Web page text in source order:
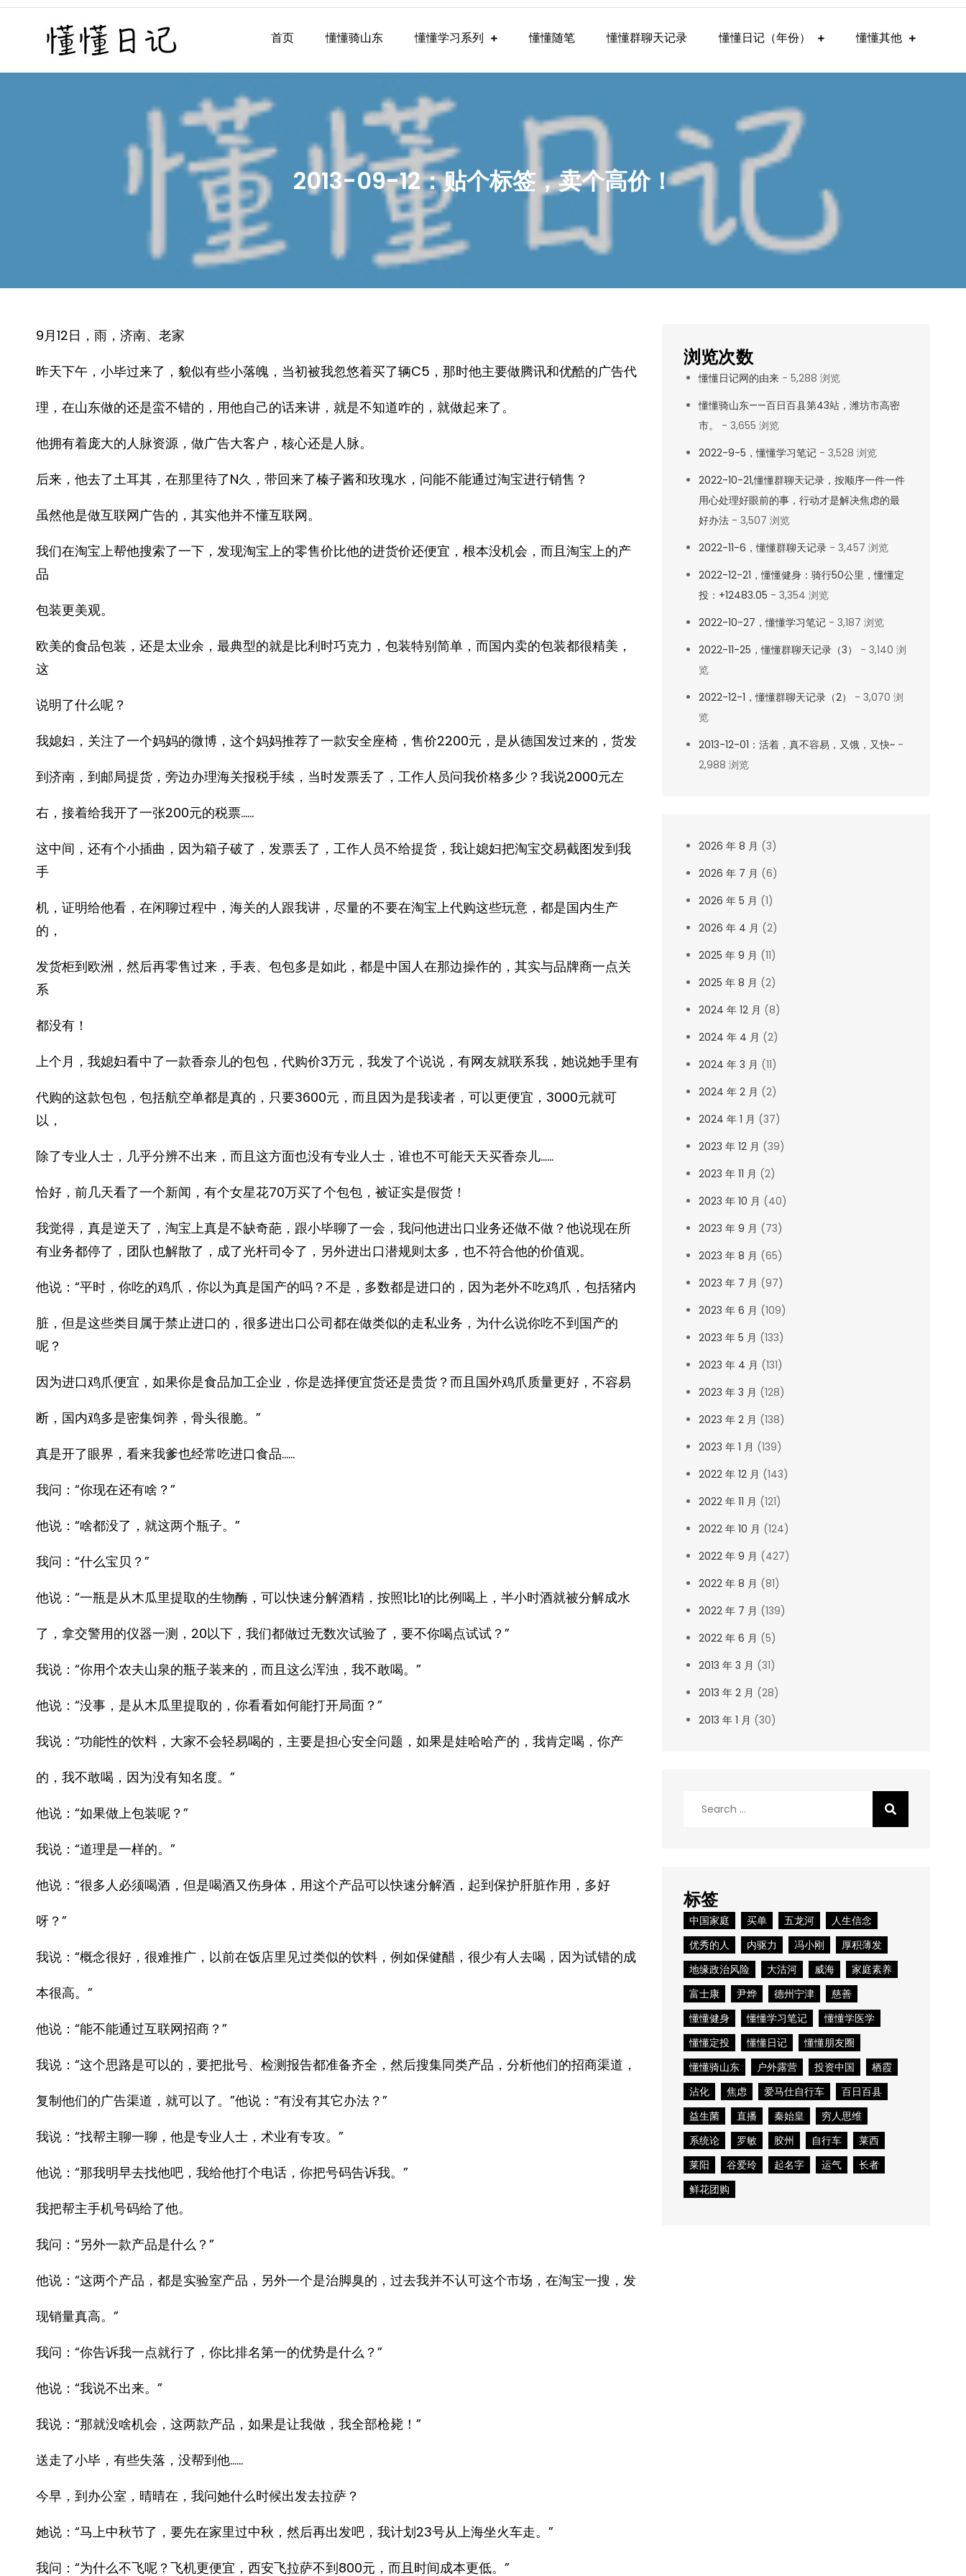
Skip
懂懂日记
懂懂日记网每天同步更新懂懂学习群内容
首页 懂懂骑山东 懂懂学习系列 懂懂随笔 懂懂群聊天记录 懂懂日记（年份） 懂懂其他
2013-09-12：贴个标签，卖个高价！
9月12日，雨，济南、老家
昨天下午，小毕过来了，貌似有些小落魄，当初被我忽悠着买了辆C5，那时他主要做腾讯和优酷的广告代
理，在山东做的还是蛮不错的，用他自己的话来讲，就是不知道咋的，就做起来了。
他拥有着庞大的人脉资源，做广告大客户，核心还是人脉。
后来，他去了土耳其，在那里待了N久，带回来了榛子酱和玫瑰水，问能不能通过淘宝进行销售？
虽然他是做互联网广告的，其实他并不懂互联网。
我们在淘宝上帮他搜索了一下，发现淘宝上的零售价比他的进货价还便宜，根本没机会，而且淘宝上的产
品
包装更美观。
欧美的食品包装，还是太业余，最典型的就是比利时巧克力，包装特别简单，而国内卖的包装都很精美，
这
说明了什么呢？
我媳妇，关注了一个妈妈的微博，这个妈妈推荐了一款安全座椅，售价2200元，是从德国发过来的，货发
到济南，到邮局提货，旁边办理海关报税手续，当时发票丢了，工作人员问我价格多少？我说2000元左
右，接着给我开了一张200元的税票……
这中间，还有个小插曲，因为箱子破了，发票丢了，工作人员不给提货，我让媳妇把淘宝交易截图发到我
手
机，证明给他看，在闲聊过程中，海关的人跟我讲，尽量的不要在淘宝上代购这些玩意，都是国内生产
的，
发货柜到欧洲，然后再零售过来，手表、包包多是如此，都是中国人在那边操作的，其实与品牌商一点关
系
都没有！
上个月，我媳妇看中了一款香奈儿的包包，代购价3万元，我发了个说说，有网友就联系我，她说她手里有
代购的这款包包，包括航空单都是真的，只要3600元，而且因为是我读者，可以更便宜，3000元就可
以，
除了专业人士，几乎分辨不出来，而且这方面也没有专业人士，谁也不可能天天买香奈儿……
恰好，前几天看了一个新闻，有个女星花70万买了个包包，被证实是假货！
我觉得，真是逆天了，淘宝上真是不缺奇葩，跟小毕聊了一会，我问他进出口业务还做不做？他说现在所
有业务都停了，团队也解散了，成了光杆司令了，另外进出口潜规则太多，也不符合他的价值观。
他说：“平时，你吃的鸡爪，你以为真是国产的吗？不是，多数都是进口的，因为老外不吃鸡爪，包括猪内
脏，但是这些类目属于禁止进口的，很多进出口公司都在做类似的走私业务，为什么说你吃不到国产的
呢？
因为进口鸡爪便宜，如果你是食品加工企业，你是选择便宜货还是贵货？而且国外鸡爪质量更好，不容易
断，国内鸡多是密集饲养，骨头很脆。”
真是开了眼界，看来我爹也经常吃进口食品……
我问：“你现在还有啥？”
他说：“啥都没了，就这两个瓶子。”
我问：“什么宝贝？”
他说：“一瓶是从木瓜里提取的生物酶，可以快速分解酒精，按照1比1的比例喝上，半小时酒就被分解成水
了，拿交警用的仪器一测，20以下，我们都做过无数次试验了，要不你喝点试试？”
我说：“你用个农夫山泉的瓶子装来的，而且这么浑浊，我不敢喝。”
他说：“没事，是从木瓜里提取的，你看看如何能打开局面？”
我说：“功能性的饮料，大家不会轻易喝的，主要是担心安全问题，如果是娃哈哈产的，我肯定喝，你产
的，我不敢喝，因为没有知名度。”
他说：“如果做上包装呢？”
我说：“道理是一样的。”
他说：“很多人必须喝酒，但是喝酒又伤身体，用这个产品可以快速分解酒，起到保护肝脏作用，多好
呀？”
我说：“概念很好，很难推广，以前在饭店里见过类似的饮料，例如保健醋，很少有人去喝，因为试错的成
本很高。”
他说：“能不能通过互联网招商？”
我说：“这个思路是可以的，要把批号、检测报告都准备齐全，然后搜集同类产品，分析他们的招商渠道，
复制他们的广告渠道，就可以了。”他说：“有没有其它办法？”
我说：“找帮主聊一聊，他是专业人士，术业有专攻。”
他说：“那我明早去找他吧，我给他打个电话，你把号码告诉我。”
我把帮主手机号码给了他。
我问：“另外一款产品是什么？”
他说：“这两个产品，都是实验室产品，另外一个是治脚臭的，过去我并不认可这个市场，在淘宝一搜，发
现销量真高。”
我问：“你告诉我一点就行了，你比排名第一的优势是什么？”
他说：“我说不出来。”
我说：“那就没啥机会，这两款产品，如果是让我做，我全部枪毙！”
送走了小毕，有些失落，没帮到他……
今早，到办公室，晴晴在，我问她什么时候出发去拉萨？
她说：“马上中秋节了，要先在家里过中秋，然后再出发吧，我计划23号从上海坐火车走。”
我问：“为什么不飞呢？飞机更便宜，西安飞拉萨不到800元，而且时间成本更低。”
浏览次数
懂懂日记网的由来- 5,288 浏览
懂懂骑山东——百日百县第43站，潍坊市高密
市。
- 3,655 浏览
2022-9-5，懂懂学习笔记- 3,528 浏览
2022-10-21,懂懂群聊天记录，按顺序一件一件
用心处理好眼前的事，行动才是解决焦虑的最
好办法- 3,507 浏览
2022-11-6，懂懂群聊天记录- 3,457 浏览
2022-12-21，懂懂健身：骑行50公里，懂懂定
投：+12483.05 - 3,354 浏览
2022-10-27，懂懂学习笔记- 3,187 浏览
2022-11-25，懂懂群聊天记录（3）
- 3,140 浏
览
2022-12-1，懂懂群聊天记录（2）
- 3,070 浏
览
2013-12-01：活着，真不容易，又饿，又快~-
2,988 浏览
2026 年 8 月 (3)
2026 年 7 月 (6)
2026 年 5 月 (1)
2026 年 4 月 (2)
2025 年 9 月 (11)
2025 年 8 月 (2)
2024 年 12 月 (8)
2024 年 4 月 (2)
2024 年 3 月 (11)
2024 年 2 月 (2)
2024 年 1 月 (37)
2023 年 12 月 (39)
2023 年 11 月 (2)
2023 年 10 月 (40)
2023 年 9 月 (73)
2023 年 8 月 (65)
2023 年 7 月 (97)
2023 年 6 月 (109)
2023 年 5 月 (133)
2023 年 4 月 (131)
2023 年 3 月 (128)
2023 年 2 月 (138)
2023 年 1 月 (139)
2022 年 12 月 (143)
2022 年 11 月 (121)
2022 年 10 月 (124)
2022 年 9 月 (427)
2022 年 8 月 (81)
2022 年 7 月 (139)
2022 年 6 月 (5)
2013 年 3 月 (31)
2013 年 2 月 (28)
2013 年 1 月 (30)
标签
中国家庭 买单 五龙河
人生信念
优秀的人
内驱力 冯小刚
厚积薄发
地缘政治风险
大沽河 威海
家庭素养
富士康
尹烨 德州宁津
慈善
懂懂健身
懂懂学习笔记
懂懂学医学
懂懂定投
懂懂日记
懂懂朋友圈
懂懂骑山东
户外露营 投资中国
栖霞
沾化
焦虑 爱马仕自行车
百日百县
益生菌
直播 秦始皇
穷人思维
系统论
罗敏 胶州 自行车
莱西
莱阳
谷爱玲 起名字 运气
长者
鲜花团购